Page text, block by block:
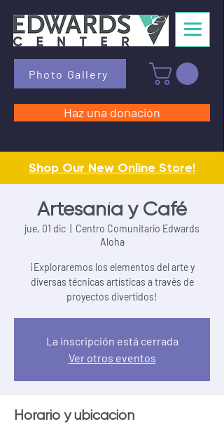
Photo Gallery
Haz una donación
Shop Our New Online Store!
Artesanía y Café
jue, 01 dic
Centro Comunitario Edwards
Aloha
¡Exploraremos los elementos del arte y
diversas técnicas artísticas a través de
proyectos divertidos!
La inscripción está cerrada
Ver otros eventos
Horario y ubicación